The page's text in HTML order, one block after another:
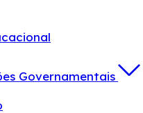
Governamentais